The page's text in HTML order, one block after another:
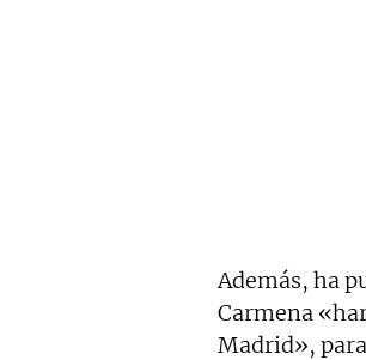
Además, ha
Carmena
Madrid»,